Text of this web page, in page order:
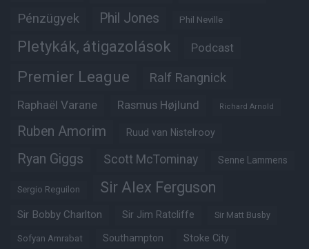
Pénzügyek Phil Jones Phil Neville
Pletykák, átigazolások Podcast
Premier League Ralf Rangnick
Raphaël Varane Rasmus Højlund Richard Arnold
Ruben Amorim Ruud van Nistelrooy
Ryan Giggs Scott McTominay Senne Lammens
Sergio Reguilon Sir Alex Ferguson
Sir Bobby Charlton Sir Jim Ratcliffe Sir Matt Busby
Sofyan Amrabat Southampton Stoke City